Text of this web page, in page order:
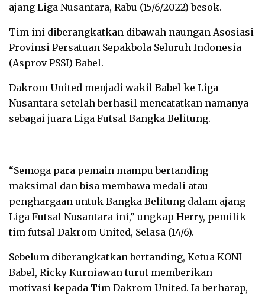
ajang Liga Nusantara, Rabu (15/6/2022) besok.
Tim ini diberangkatkan dibawah naungan Asosiasi
Provinsi Persatuan Sepakbola Seluruh Indonesia
(Asprov PSSI) Babel.
Dakrom United menjadi wakil Babel ke Liga
Nusantara setelah berhasil mencatatkan namanya
sebagai juara Liga Futsal Bangka Belitung.
“Semoga para pemain mampu bertanding
maksimal dan bisa membawa medali atau
penghargaan untuk Bangka Belitung dalam ajang
Liga Futsal Nusantara ini,” ungkap Herry, pemilik
tim futsal Dakrom United, Selasa (14/6).
Sebelum diberangkatkan bertanding, Ketua KONI
Babel, Ricky Kurniawan turut memberikan
motivasi kepada Tim Dakrom United. Ia berharap,